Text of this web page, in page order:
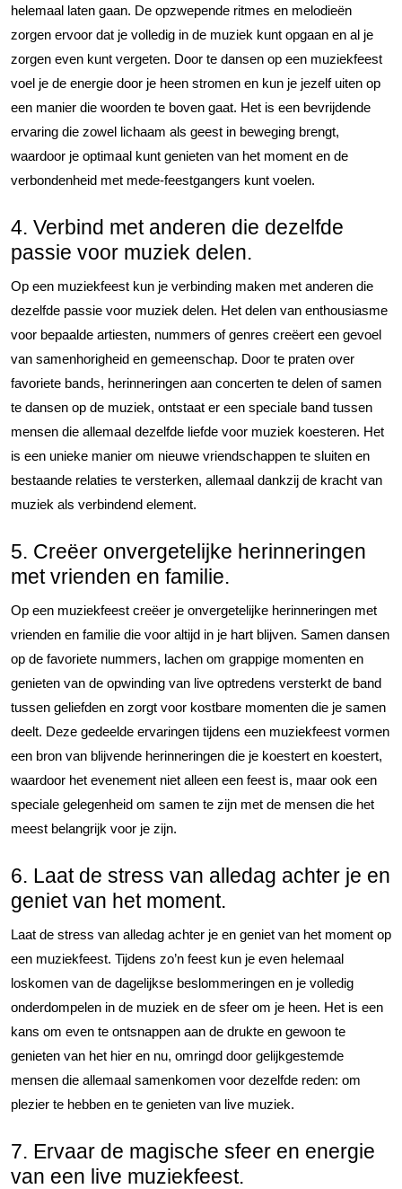
helemaal laten gaan. De opzwepende ritmes en melodieën
zorgen ervoor dat je volledig in de muziek kunt opgaan en al je
zorgen even kunt vergeten. Door te dansen op een muziekfeest
voel je de energie door je heen stromen en kun je jezelf uiten op
een manier die woorden te boven gaat. Het is een bevrijdende
ervaring die zowel lichaam als geest in beweging brengt,
waardoor je optimaal kunt genieten van het moment en de
verbondenheid met mede-feestgangers kunt voelen.
4. Verbind met anderen die dezelfde
passie voor muziek delen.
Op een muziekfeest kun je verbinding maken met anderen die
dezelfde passie voor muziek delen. Het delen van enthousiasme
voor bepaalde artiesten, nummers of genres creëert een gevoel
van samenhorigheid en gemeenschap. Door te praten over
favoriete bands, herinneringen aan concerten te delen of samen
te dansen op de muziek, ontstaat er een speciale band tussen
mensen die allemaal dezelfde liefde voor muziek koesteren. Het
is een unieke manier om nieuwe vriendschappen te sluiten en
bestaande relaties te versterken, allemaal dankzij de kracht van
muziek als verbindend element.
5. Creëer onvergetelijke herinneringen
met vrienden en familie.
Op een muziekfeest creëer je onvergetelijke herinneringen met
vrienden en familie die voor altijd in je hart blijven. Samen dansen
op de favoriete nummers, lachen om grappige momenten en
genieten van de opwinding van live optredens versterkt de band
tussen geliefden en zorgt voor kostbare momenten die je samen
deelt. Deze gedeelde ervaringen tijdens een muziekfeest vormen
een bron van blijvende herinneringen die je koestert en koestert,
waardoor het evenement niet alleen een feest is, maar ook een
speciale gelegenheid om samen te zijn met de mensen die het
meest belangrijk voor je zijn.
6. Laat de stress van alledag achter je en
geniet van het moment.
Laat de stress van alledag achter je en geniet van het moment op
een muziekfeest. Tijdens zo’n feest kun je even helemaal
loskomen van de dagelijkse beslommeringen en je volledig
onderdompelen in de muziek en de sfeer om je heen. Het is een
kans om even te ontsnappen aan de drukte en gewoon te
genieten van het hier en nu, omringd door gelijkgestemde
mensen die allemaal samenkomen voor dezelfde reden: om
plezier te hebben en te genieten van live muziek.
7. Ervaar de magische sfeer en energie
van een live muziekfeest.